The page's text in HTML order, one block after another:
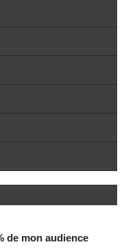
de mon audience